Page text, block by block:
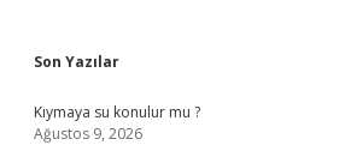
Sidebar
Son Yazılar
Kıymaya su konulur mu ?
Ağustos 9, 2026